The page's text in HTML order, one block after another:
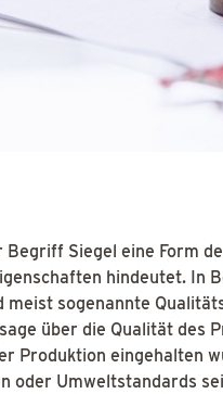
Siegel eine Form
hindeutet. In
sogenannte
über die Qualität des
Produktion eingehalten
oder Umweltstandards